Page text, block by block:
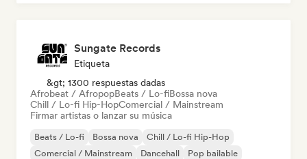
Sungate Records
Etiqueta
&gt; 1300 respuestas dadas
Afrobeat / AfropopBeats / Lo-fiBossa nova
Chill / Lo-fi Hip-HopComercial / Mainstream
Firmar artistas o lanzar su música
Beats / Lo-fi Bossa nova
Chill / Lo-fi Hip-Hop
Comercial / Mainstream
Dancehall
Pop bailable